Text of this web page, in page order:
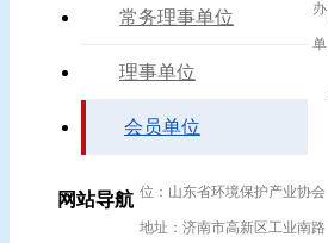
常务理事单位
理事单位
会员单位
网站导航
办
单
位：山东省环境保护产业协会
地址：济南市高新区工业南路